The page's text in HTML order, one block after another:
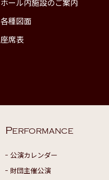
各種図面
座席表
PERFORMANCE
公演カレンダー
財団主催公演